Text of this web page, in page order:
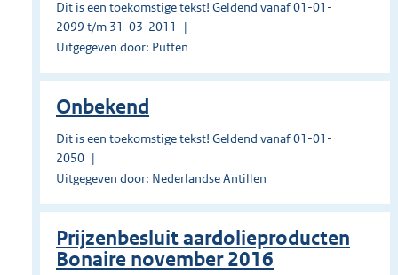
Dit is een toekomstige tekst! Geldend vanaf 01-01-
2099 t/m 31-03-2011
Uitgegeven door: Putten
Onbekend
Dit is een toekomstige tekst! Geldend vanaf 01-01-
2050
Uitgegeven door: Nederlandse Antillen
Prĳzenbesluit aardolieproducten
Bonaire november 2016